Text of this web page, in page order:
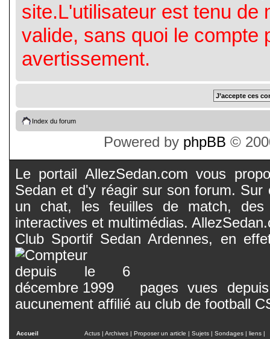
site.L'utilisateur est tenu de
valide, sans quoi le compte
avertissement.
Index du forum
Powered by phpBB ©
Le portail AllezSedan.com vous
Sedan et d'y réagir sur son forum.
un chat, les feuilles de match, des
interactives et multimédias.
Club Sportif Sedan Ardennes, en
pages vues
aucunement affilié au club de football
Accueil Actus | Archives | Proposer un article | Sujets | Sondages | liens |